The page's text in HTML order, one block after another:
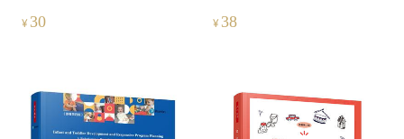
¥ 30 ¥ 38